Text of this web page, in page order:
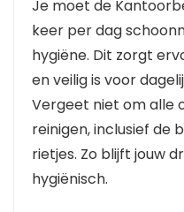
Je moet de
keer per dag
hygiëne. Dit zorgt
en veilig is voor
Vergeet niet om alle
reinigen, inclusief de
rietjes. Zo blijft jouw
hygiënisch.